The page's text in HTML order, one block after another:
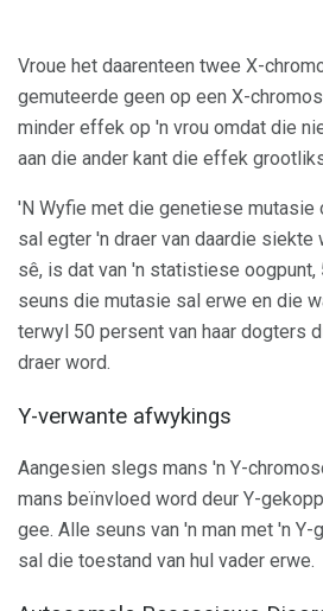
Vroue het daarenteen twee X-
gemuteerde geen op een X-
minder effek op 'n vrou omdat die
aan die ander kant die effek
'N Wyfie met die genetiese mutasie
sal egter 'n draer van daardie siekte
sê, is dat van 'n statistiese oogpunt,
seuns die mutasie sal erwe en die
terwyl 50 persent van haar dogters
draer word.
Y-verwante afwykings
Aangesien slegs mans 'n Y-
mans beïnvloed word deur Y-
gee. Alle seuns van 'n man met 'n
sal die toestand van hul vader erwe.